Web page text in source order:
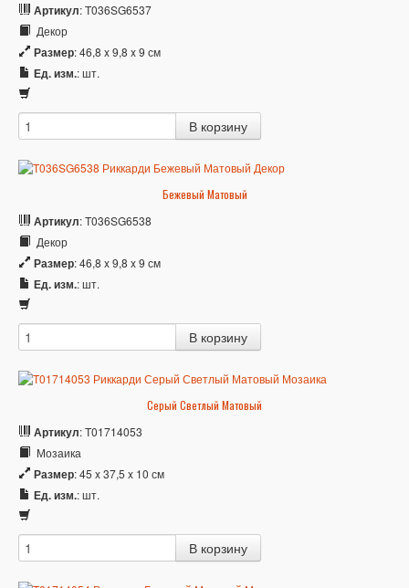
Артикул: T036SG6537
Декор
Размер: 46,8 x 9,8 x 9 см
Ед. изм.: шт.
Бежевый Матовый
Артикул: T036SG6538
Декор
Размер: 46,8 x 9,8 x 9 см
Ед. изм.: шт.
Серый Светлый Матовый
Артикул: T01714053
Мозаика
Размер: 45 x 37,5 x 10 см
Ед. изм.: шт.